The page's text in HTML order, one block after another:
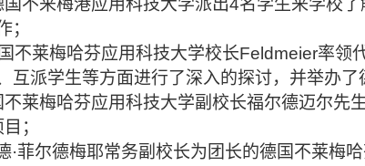
不来梅港应用科技大学派出4名学生来学校
；
不莱梅哈芬应用科技大学校长Feldmeier率领
互派学生等方面进行了深入的探讨，并举办了
莱梅哈芬应用科技大学副校长福尔德迈尔先
；
·菲尔德梅耶常务副校长为团长的德国不莱梅